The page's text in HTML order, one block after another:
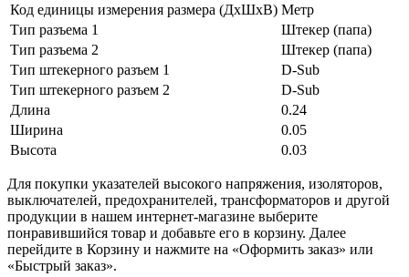
Код единицы измерения размера (ДхШхВ) Метр
Тип разъема 1
Штекер (папа)
Тип разъема 2
Штекер (папа)
Тип штекерного разъем 1
D-Sub
Тип штекерного разъем 2
D-Sub
Длина
0.24
Ширина
0.05
Высота
0.03
Для покупки указателей высокого напряжения, изоляторов,
выключателей, предохранителей, трансформаторов и другой
продукции в нашем интернет-магазине выберите
понравившийся товар и добавьте его в корзину. Далее
перейдите в Корзину и нажмите на «Оформить заказ» или
«Быстрый заказ».